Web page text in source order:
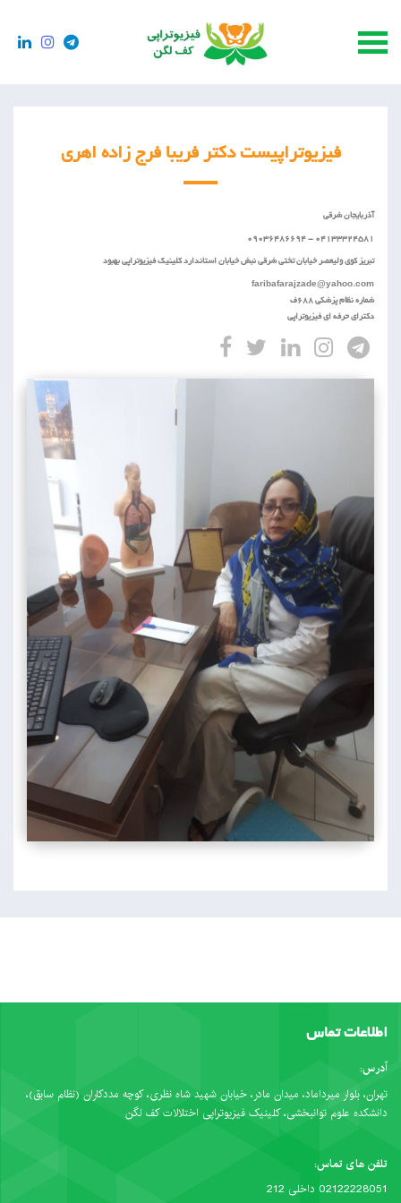
فیزیوتراپیست دکتر فریبا فرج زاده اهری
آذربایجان شرقی
04133324581 - 09036486694
تبریز کوی ولیعصر خیابان تختی شرقی نبش خیابان استاندارد کلینیک فیزیوتراپی بهبود
faribafarajzade@yahoo.com
شماره نظام پزشکی ۶۸۸ف
دکترای حرفه ای فیزیوتراپی
اطلاعات تماس
آدرس:
تهران، بلوار میرداماد، میدان مادر، خیابان شهید شاه نظری، کوچه مددکاران (نظام سابق)،
دانشکده علوم توانبخشی، کلینیک فیزیوتراپی اختلالات کف لگن
تلفن های تماس:
02122228051 داخلی 212